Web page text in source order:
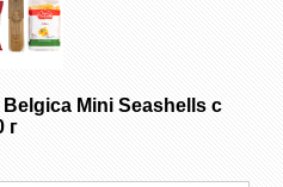
Mini Seashells с
г